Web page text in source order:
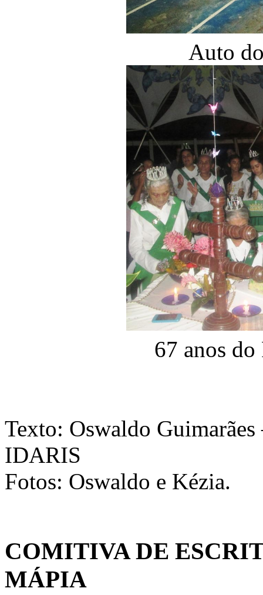
Auto
67 anos
Texto: Oswaldo
IDARIS
Fotos: Oswaldo e Kézia.
COMITIVA DE
MÁPIA